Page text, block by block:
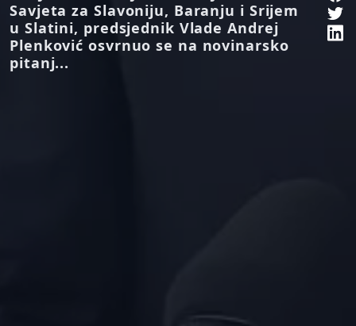
Savjeta za Slavoniju, Baranju i Srijem
u Slatini, predsjednik Vlade Andrej
Plenković osvrnuo se na novinarsko
pitanj...